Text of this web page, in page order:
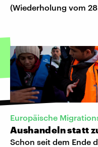
(Wiederholung vom
Europäische
Aushandeln statt
Schon seit dem Ende